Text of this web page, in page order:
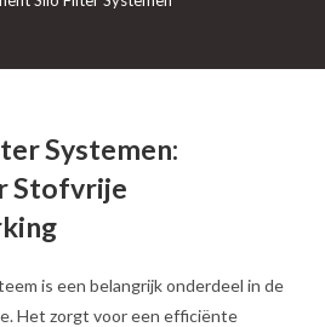
Systemen:
Stofvrije
is een belangrijk onderdeel in de
Het zorgt voor een efficiënte